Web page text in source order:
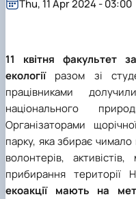
11 квітня
факультет
екології разом зі
працівниками
національного
Організаторами
парку, яка збирає
волонтерів,
прибирання території
екоакції мають на
Thu, 11 Apr 2024 - 03:00